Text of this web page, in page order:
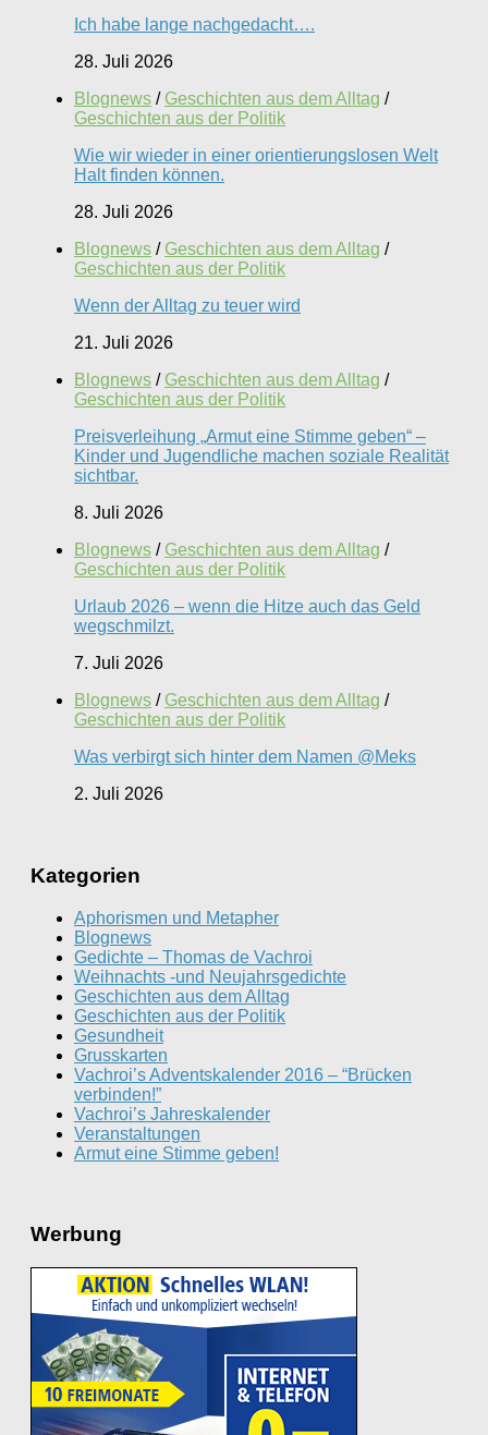
Ich habe lange nachgedacht….
28. Juli 2026
Blognews / Geschichten aus dem Alltag /
Geschichten aus der Politik
Wie wir wieder in einer orientierungslosen Welt
Halt finden können.
28. Juli 2026
Blognews / Geschichten aus dem Alltag /
Geschichten aus der Politik
Wenn der Alltag zu teuer wird
21. Juli 2026
Blognews / Geschichten aus dem Alltag /
Geschichten aus der Politik
Preisverleihung „Armut eine Stimme geben“ –
Kinder und Jugendliche machen soziale Realität
sichtbar.
8. Juli 2026
Blognews / Geschichten aus dem Alltag /
Geschichten aus der Politik
Urlaub 2026 – wenn die Hitze auch das Geld
wegschmilzt.
7. Juli 2026
Blognews / Geschichten aus dem Alltag /
Geschichten aus der Politik
Was verbirgt sich hinter dem Namen @Meks
2. Juli 2026
Kategorien
Aphorismen und Metapher
Blognews
Gedichte – Thomas de Vachroi
Weihnachts -und Neujahrsgedichte
Geschichten aus dem Alltag
Geschichten aus der Politik
Gesundheit
Grusskarten
Vachroi’s Adventskalender 2016 – “Brücken
verbinden!”
Vachroi’s Jahreskalender
Veranstaltungen
Armut eine Stimme geben!
Werbung